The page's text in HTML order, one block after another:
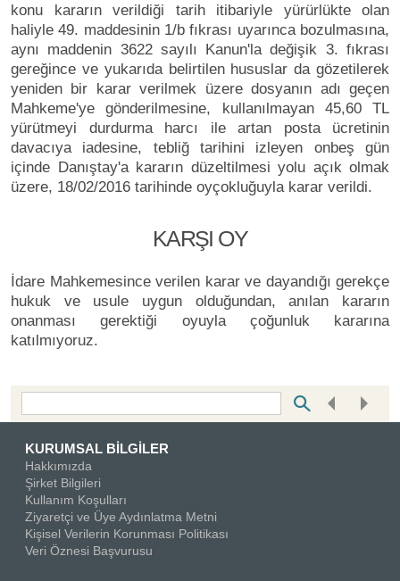
konu kararın verildiği tarih itibariyle yürürlükte olan
haliyle 49. maddesinin 1/b fıkrası uyarınca bozulmasına,
aynı maddenin 3622 sayılı Kanun'la değişik 3. fıkrası
gereğince ve yukarıda belirtilen hususlar da gözetilerek
yeniden bir karar verilmek üzere dosyanın adı geçen
Mahkeme'ye gönderilmesine, kullanılmayan 45,60 TL
yürütmeyi durdurma harcı ile artan posta ücretinin
davacıya iadesine, tebliğ tarihini izleyen onbeş gün
içinde Danıştay'a kararın düzeltilmesi yolu açık olmak
üzere, 18/02/2016 tarihinde oyçokluğuyla karar verildi.
KARŞI OY
İdare Mahkemesince verilen karar ve dayandığı gerekçe
hukuk ve usule uygun olduğundan, anılan kararın
onanması gerektiği oyuyla çoğunluk kararına
katılmıyoruz.
KURUMSAL BİLGİLER
Hakkımızda
Şirket Bilgileri
Kullanım Koşulları
Ziyaretçi ve Üye Aydınlatma Metni
Kişisel Verilerin Korunması Politikası
Veri Öznesi Başvurusu